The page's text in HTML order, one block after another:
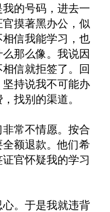
的号码，进去一
摸著黑办公，似
信我能学习，也
那么像。我说因
信就拒签了。回
持说我不可能办
找别的渠道。
常不情愿。按合
额退款。他们希
官怀疑我的学习
。于是我就违背